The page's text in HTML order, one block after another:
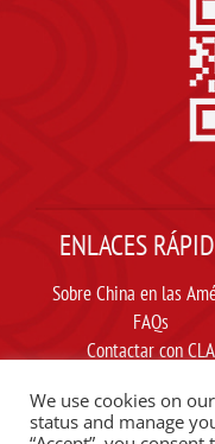
ENLACES
Sobre China en las
FAQs
Contactar con CLA
Carta ética
We use cookies on
status and manage